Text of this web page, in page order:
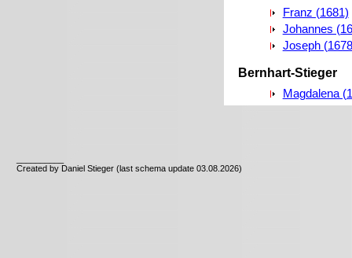
Franz (1681)
Johannes
Joseph
Bernhart-Stieger
Magdalena
Created by Daniel Stieger (last schema update 03.08.2026)